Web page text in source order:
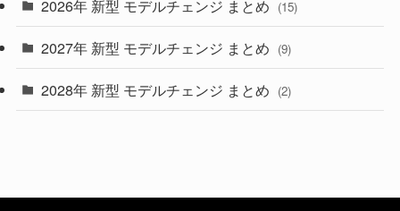
(1)
2026年 新型 モデルチェンジ まとめ (15)
2027年 新型 モデルチェンジ まとめ (9)
2028年 新型 モデルチェンジ まとめ (2)